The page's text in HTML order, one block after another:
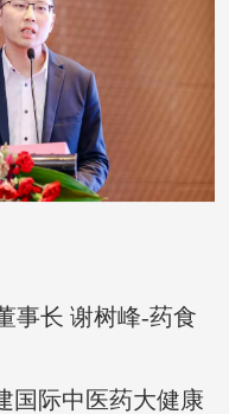
事长 谢树峰-药食
国际中医药大健康